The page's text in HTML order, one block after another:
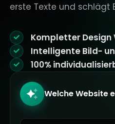
erste Texte und schlägt
Kompletter Design
Intelligente Bild-
100%
Welche Website